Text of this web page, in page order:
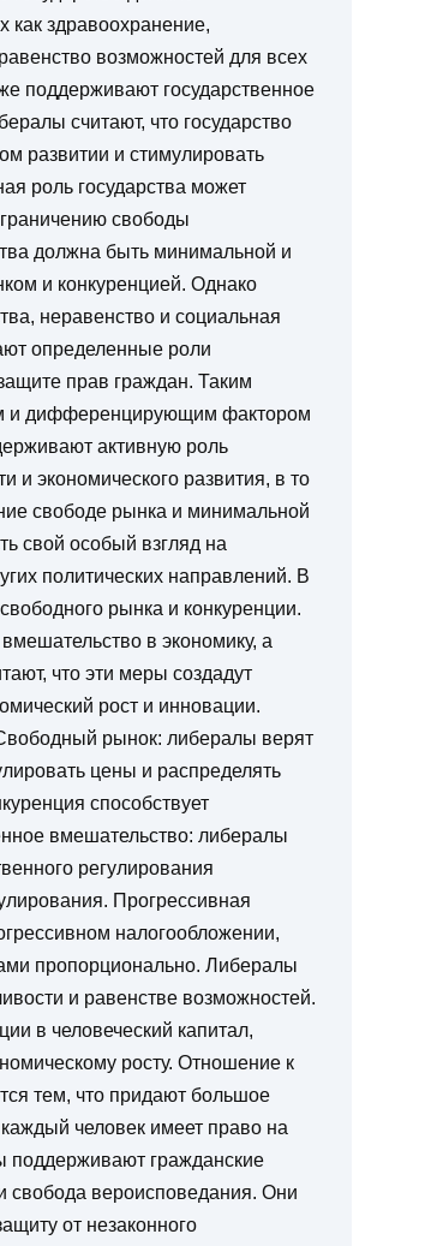
как здравоохранение,
возможностей для всех
поддерживают государственное
считают, что государство
развитии и стимулировать
роль государства может
свободы
должна быть минимальной и
и конкуренцией. Однако
неравенство и социальная
определенные роли
прав граждан. Таким
и дифференцирующим фактором
активную роль
и экономического развития, в то
свободе рынка и минимальной
свой особый взгляд на
политических направлений. В
рынка и конкуренции.
в экономику, а
что эти меры создадут
рост и инновации.
рынок: либералы верят
цены и распределять
способствует
вмешательство: либералы
регулирования
Прогрессивная
налогообложении,
пропорционально. Либералы
и равенстве возможностей.
в человеческий капитал,
росту. Отношение к
тем, что придают большое
человек имеет право на
поддерживают гражданские
свобода вероисповедания. Они
от незаконного